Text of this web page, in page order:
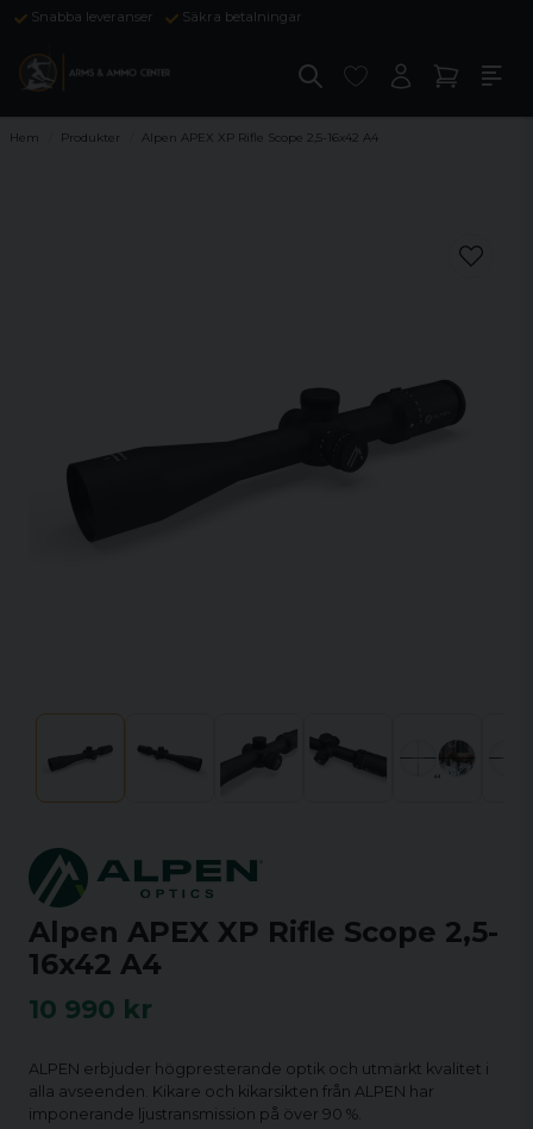
Snabba leveranser Säkra betalningar
Hem Produkter Alpen APEX XP Rifle Scope 2,5-16x42 A4
Alpen APEX XP Rifle Scope 2,5-
16x42 A4
10 990 kr
ALPEN erbjuder högpresterande optik och utmärkt kvalitet i
alla avseenden. Kikare och kikarsikten från ALPEN har
imponerande ljustransmission på över 90 %.